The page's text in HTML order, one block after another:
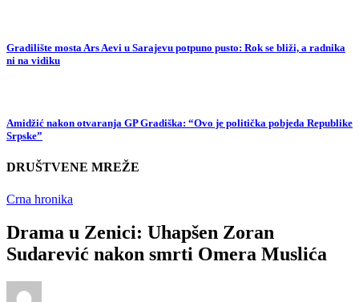
Gradilište mosta Ars Aevi u Sarajevu potpuno pusto: Rok se bliži, a radnika
ni na vidiku
Amidžić nakon otvaranja GP Gradiška: “Ovo je politička pobjeda Republike
Srpske”
DRUŠTVENE MREŽE
Crna hronika
Drama u Zenici: Uhapšen Zoran
Sudarević nakon smrti Omera Muslića